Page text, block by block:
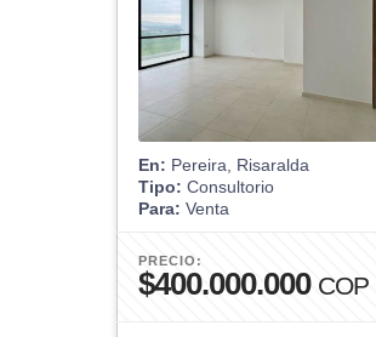
En: Pereira, Risaralda
Tipo: Consultorio
Para: Venta
PRECIO:
$400.000.000 COP